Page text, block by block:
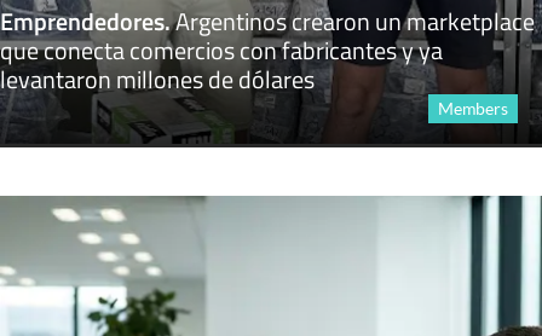
Emprendedores.Argentinos crearon un marketplace
que conecta comercios con fabricantes y ya
levantaron millones de dólares
Members